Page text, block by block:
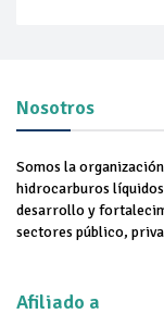
Nosotros
Somos la
hidrocarburos
desarrollo y
sectores público,
Afiliado a